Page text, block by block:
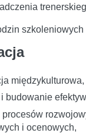
szkoleniowych
międzykulturowa,
budowanie
i ocenowych,